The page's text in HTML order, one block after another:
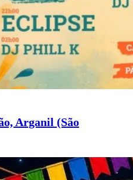
Arganil (São